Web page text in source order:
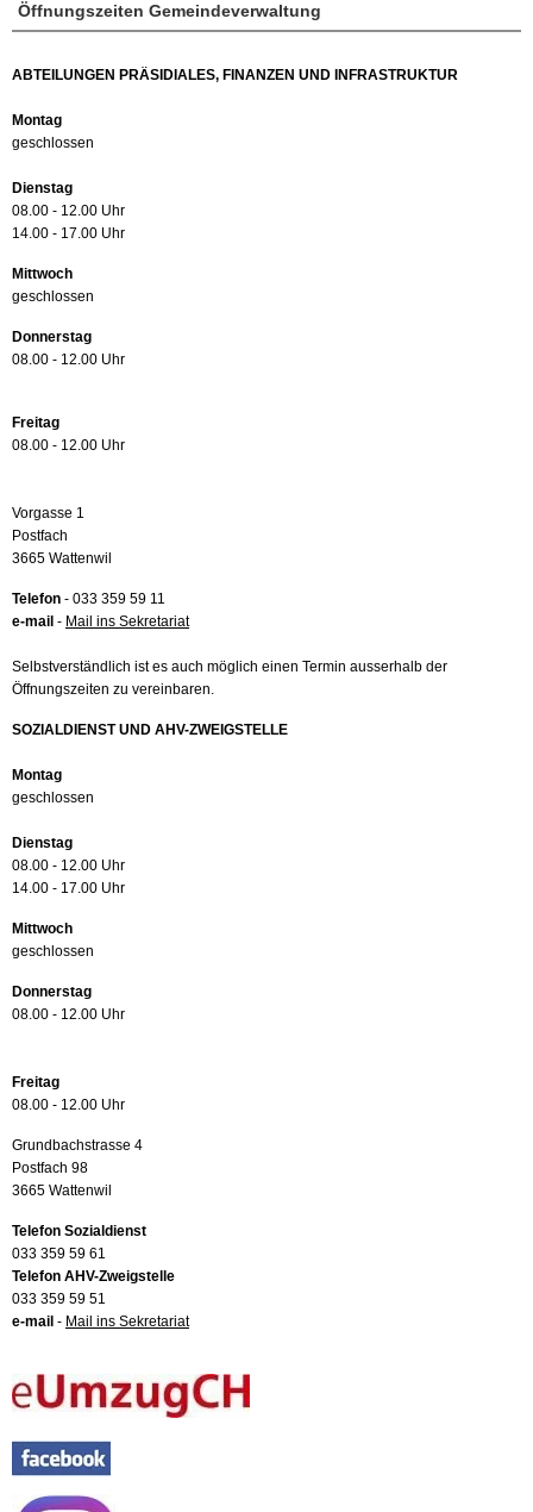
Öffnungszeiten Gemeindeverwaltung
ABTEILUNGEN PRÄSIDIALES, FINANZEN UND INFRASTRUKTUR
Montag
geschlossen
Dienstag
08.00 - 12.00 Uhr
14.00 - 17.00 Uhr
Mittwoch
geschlossen
Donnerstag
08.00 - 12.00 Uhr
Freitag
08.00 - 12.00 Uhr
Vorgasse 1
Postfach
3665 Wattenwil
Telefon - 033 359 59 11
e-mail - Mail ins Sekretariat
Selbstverständlich ist es auch möglich einen Termin ausserhalb der
Öffnungszeiten zu vereinbaren.
SOZIALDIENST UND AHV-ZWEIGSTELLE
Montag
geschlossen
Dienstag
08.00 - 12.00 Uhr
14.00 - 17.00 Uhr
Mittwoch
geschlossen
Donnerstag
08.00 - 12.00 Uhr
Freitag
08.00 - 12.00 Uhr
Grundbachstrasse 4
Postfach 98
3665 Wattenwil
Telefon Sozialdienst
033 359 59 61
Telefon AHV-Zweigstelle
033 359 59 51
e-mail - Mail ins Sekretariat